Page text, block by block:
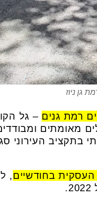
גן ניוז
רמת גנים – גל
מאומתים
בתקציב העירוני
בחודשיים,